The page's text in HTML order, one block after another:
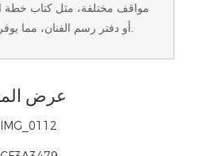
مواقف مختلفة، مثل كتاب خطة
أو دفتر رسم الفنان، مما يوفر تجربة كتابة سلسة.
عرض